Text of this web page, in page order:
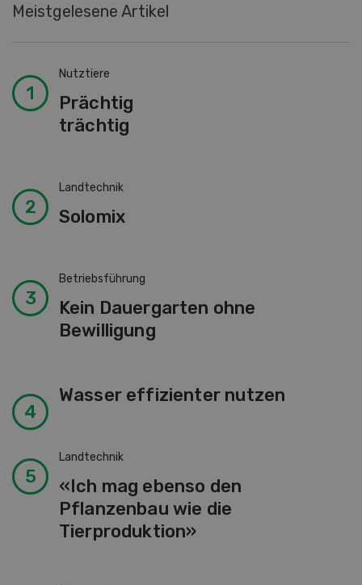
Meistgelesene Artikel
Nutztiere
Prächtig
trächtig
Landtechnik
Solomix
Betriebsführung
Kein Dauergarten ohne
Bewilligung
Wasser effizienter nutzen
Landtechnik
«Ich mag ebenso den
Pflanzenbau wie die
Tierproduktion»